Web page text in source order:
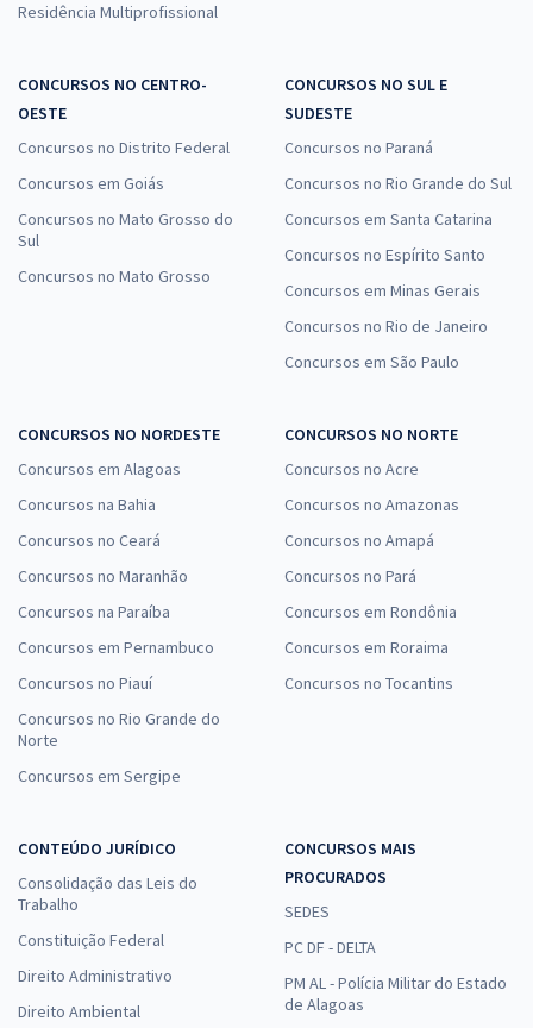
Residência Multiprofissional
CONCURSOS NO CENTRO-
OESTE
Concursos no Distrito Federal
Concursos em Goiás
Concursos no Mato Grosso do
Sul
Concursos no Mato Grosso
CONCURSOS NO SUL E
SUDESTE
Concursos no Paraná
Concursos no Rio Grande do Sul
Concursos em Santa Catarina
Concursos no Espírito Santo
Concursos em Minas Gerais
Concursos no Rio de Janeiro
Concursos em São Paulo
CONCURSOS NO NORDESTE
Concursos em Alagoas
Concursos na Bahia
Concursos no Ceará
Concursos no Maranhão
Concursos na Paraíba
Concursos em Pernambuco
Concursos no Piauí
Concursos no Rio Grande do
Norte
Concursos em Sergipe
CONCURSOS NO NORTE
Concursos no Acre
Concursos no Amazonas
Concursos no Amapá
Concursos no Pará
Concursos em Rondônia
Concursos em Roraima
Concursos no Tocantins
CONTEÚDO JURÍDICO
Consolidação das Leis do
Trabalho
Constituição Federal
Direito Administrativo
Direito Ambiental
CONCURSOS MAIS
PROCURADOS
SEDES
PC DF - DELTA
PM AL - Polícia Militar do Estado
de Alagoas